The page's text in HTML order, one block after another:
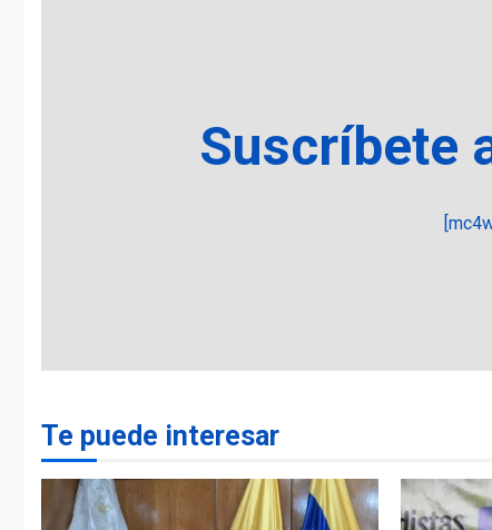
Suscríbete
Te puede interesar